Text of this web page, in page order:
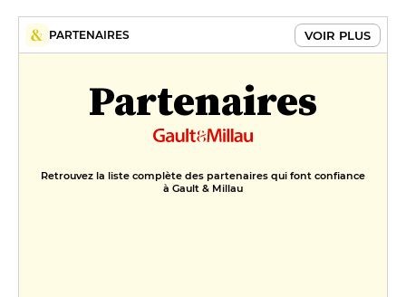
PARTENAIRES VOIR PLUS
Partenaires
Retrouvez la liste complète des partenaires qui font confiance
à Gault & Millau